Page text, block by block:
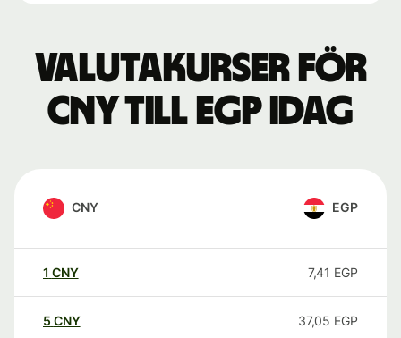
Valutakurser för
CNY till EGP idag
CNY EGP
1 CNY 7,41 EGP
5 CNY 37,05 EGP